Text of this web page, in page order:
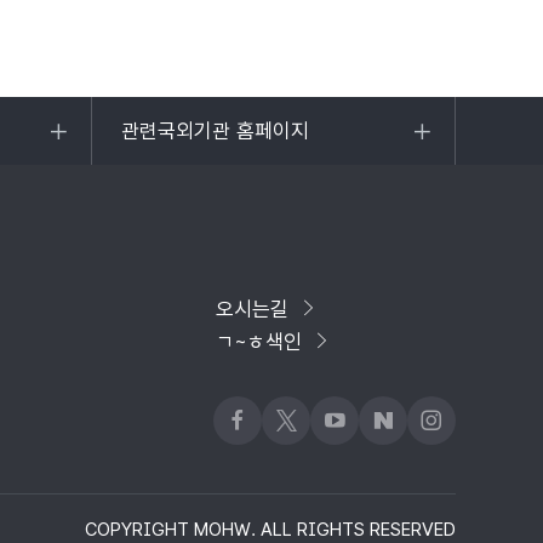
관련국외기관 홈페이지
목록
오시는길
ㄱ~ㅎ색인
페이스북
x 유튜브네이버블로그
인스타그램
COPYRIGHT MOHW. ALL RIGHTS RESERVED